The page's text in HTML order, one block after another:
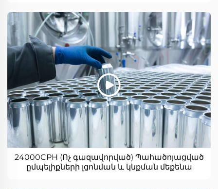
24000CPH (Ոչ գազավորված) Պահածոյացված
ըմպելիքների լցոնման և կնքման մեքենա